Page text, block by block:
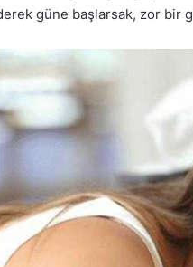
güne başlarsak, zor bir